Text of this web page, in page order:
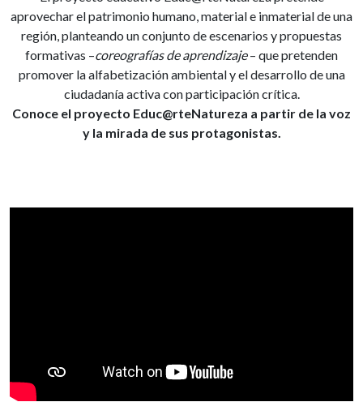
aprovechar el patrimonio humano, material e inmaterial de una
región, planteando un conjunto de escenarios y propuestas
formativas –coreografías de aprendizaje– que pretenden
promover la alfabetización ambiental y el desarrollo de una
ciudadanía activa con participación crítica.
Conoce el proyecto Educ@rteNatureza a partir de la voz
y la mirada de sus protagonistas.